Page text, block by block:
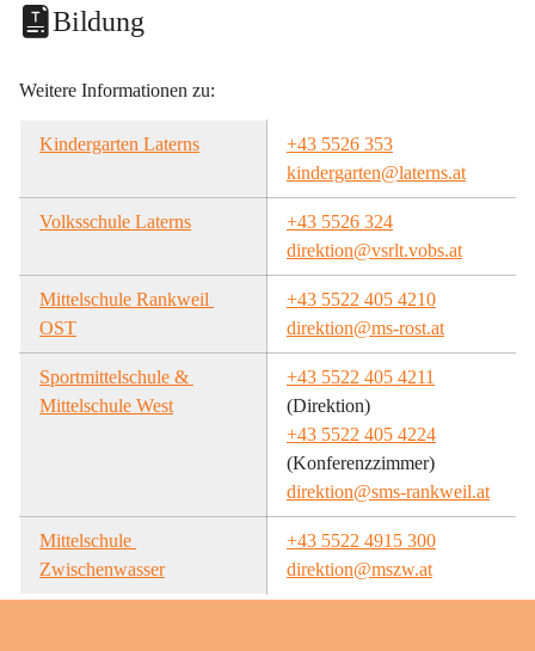
Bildung
Weitere Informationen zu:
Kindergarten Laterns
+43 5526 353
kindergarten@laterns.at
Volksschule Laterns
+43 5526 324
direktion@vsrlt.vobs.at
Mittelschule Rankweil
OST
+43 5522 405 4210
direktion@ms-rost.at
Sportmittelschule &
Mittelschule West
+43 5522 405 4211
(Direktion)
+43 5522 405 4224
(Konferenzzimmer)
direktion@sms-rankweil.at
Mittelschule
Zwischenwasser
+43 5522 4915 300
direktion@mszw.at